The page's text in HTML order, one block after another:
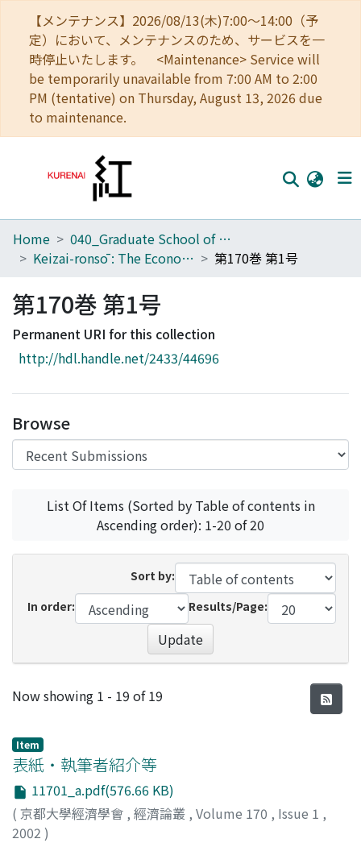
【メンテナンス】2026/08/13(木)7:00～14:00（予
定）において、メンテナンスのため、サービスを一
時停止いたします。 <Maintenance> Service will
be temporarily unavailable from 7:00 AM to 2:00
PM (tentative) on Thursday, August 13, 2026 due
to maintenance.
Home
Browse
Download Ranking
Access Statistics
Home
040_Graduate School of Economics
Keizai-ronsō : The Economic Review
第170巻 第1号
第170巻 第1号
Permanent URI for this collection
http://hdl.handle.net/2433/44696
Browse
List Of Items (Sorted by Table of contents in
Ascending order): 1-20 of 20
Sort by:
In order:
Results/Page:
Update
Recent Submissions
Now showing 1 - 19 of 19
Item
表紙・執筆者紹介等
11701_a.pdf(576.66 KB)
( 京都大學經濟學會 , 經濟論叢 , Volume 170 , Issue 1 ,
2002 )